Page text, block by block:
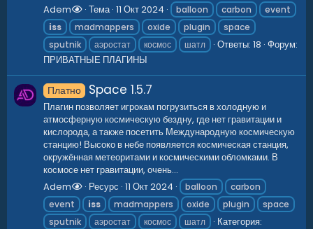
Adem
Тема 11 Окт 2024 balloon carbon
event
iss
madmappers oxide plugin
space
sputnik
аэростат космос шатл Ответы: 18 Форум:
ПРИВАТНЫЕ ПЛАГИНЫ
Платно Space 1.5.7
Плагин позволяет игрокам погрузиться в холодную и
атмосферную космическую бездну, где нет гравитации и
кислорода, а также посетить Международную космическую
станцию! Высоко в небе появляется космическая станция,
окружённая метеоритами и космическими обломками. В
космосе нет гравитации, очень...
Adem
Ресурс 11 Окт 2024 balloon
carbon
event
iss madmappers oxide plugin
space
sputnik
аэростат космос шатл
Категория: